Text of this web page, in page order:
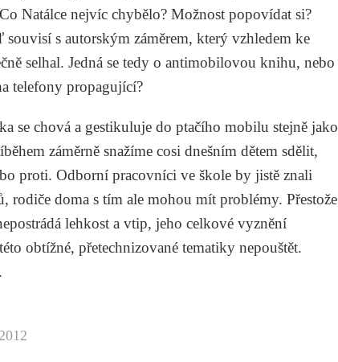
Co Natálce nejvíc chybělo? Možnost popovídat si?
s autorským záměrem, který vzhledem ke
selhal. Jedná se tedy o antimobilovou knihu, nebo
telefony propagující?
se chová a gestikuluje do ptačího mobilu stejně jako
záměrně snažíme cosi dnešním dětem sdělit,
proti. Odborní pracovníci ve škole by jistě znali
rodiče doma s tím ale mohou mít problémy. Přestože
lehkost a vtip, jeho celkové vyznění
obtížné, přetechnizované tematiky nepouštět.